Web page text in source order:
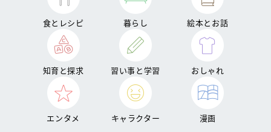
食とレシピ 暮らし 絵本とお話
知育と探求 習い事と学習 おしゃれ
エンタメ キャラクター 漫画